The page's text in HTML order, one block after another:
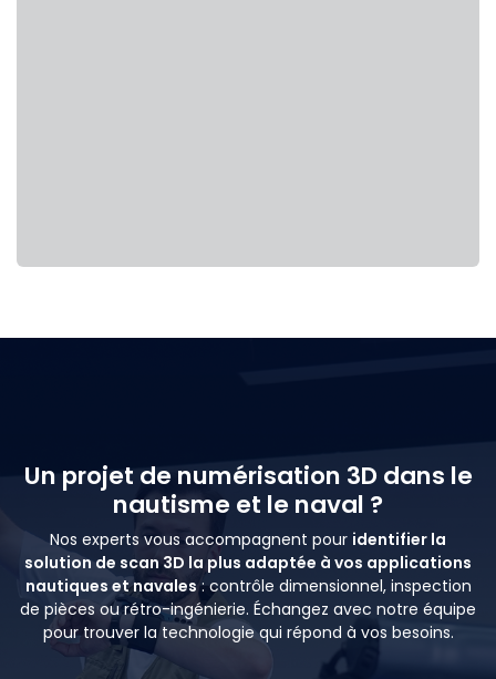
Un projet de numérisation 3D dans le
nautisme et le naval ?
Nos experts vous accompagnent pour identifier la
solution de scan 3D la plus adaptée à vos applications
nautiques et navales: contrôle dimensionnel, inspection
de pièces ou rétro-ingénierie. Échangez avec notre équipe
pour trouver la technologie qui répond à vos besoins.